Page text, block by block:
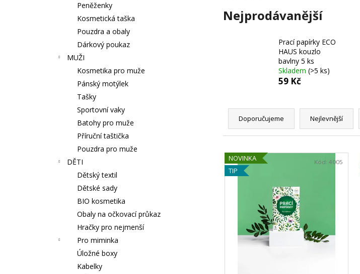
Peněženky
Kosmetická taška
Pouzdra a obaly
Dárkový poukaz
MUŽI
Kosmetika pro muže
Pánský motýlek
Tašky
Sportovní vaky
Batohy pro muže
Příruční taštička
Pouzdra pro muže
DĚTI
Dětský textil
Dětské sady
BIO kosmetika
Obaly na očkovací průkaz
Hračky pro nejmenší
Pro miminka
Úložné boxy
Kabelky
Nejprodávanější
Prací papírky ECO
HAUS kouzlo
bavlny 5 ks
Skladem (>5 ks)
59 Kč
Ř
z
n
í
Doporučujeme Nejlevnější
V
ý
p
NOVINKA
TIP
Kód:4005
PRACÍ PAPÍRKY ECO HAUS KOUZLO
BAVLNY 5 KS
PRACÍ PAPÍRKY ECO HAUS MIX VŮNÍ 25